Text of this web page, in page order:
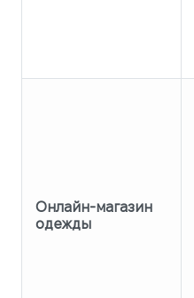
Онлайн-магазин
одежды